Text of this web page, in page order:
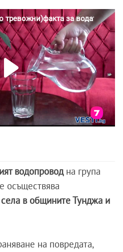
водопровод на група
осъществява
в общините Тунджа и
на повредата,